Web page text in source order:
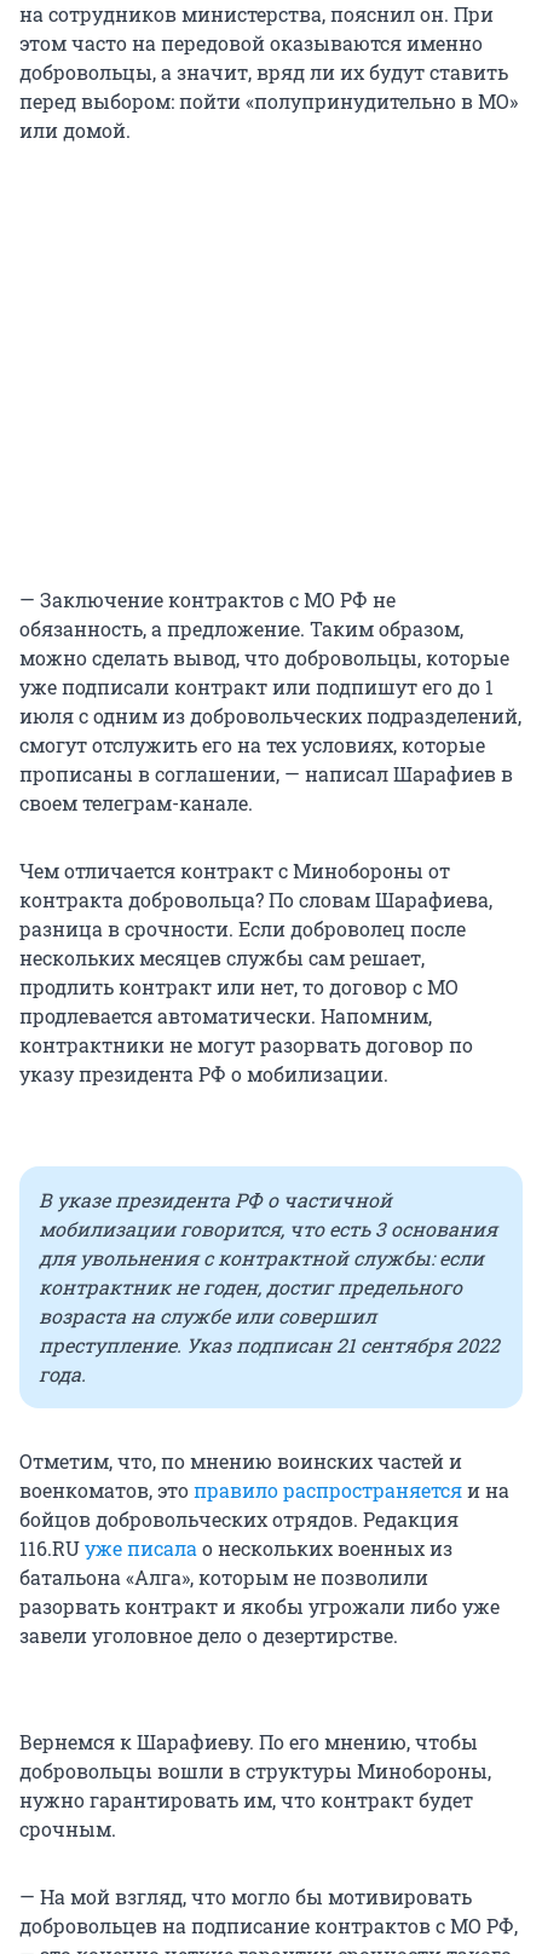
на сотрудников министерства, пояснил он. При
этом часто на передовой оказываются именно
добровольцы, а значит, вряд ли их будут ставить
перед выбором: пойти «полупринудительно в МО»
или домой.
— Заключение контрактов с МО РФ не
обязанность, а предложение. Таким образом,
можно сделать вывод, что добровольцы, которые
уже подписали контракт или подпишут его до 1
июля с одним из добровольческих подразделений,
смогут отслужить его на тех условиях, которые
прописаны в соглашении, — написал Шарафиев в
своем телеграм-канале.
Чем отличается контракт с Минобороны от
контракта добровольца? По словам Шарафиева,
разница в срочности. Если доброволец после
нескольких месяцев службы сам решает,
продлить контракт или нет, то договор с МО
продлевается автоматически. Напомним,
контрактники не могут разорвать договор по
указу президента РФ о мобилизации.
В указе президента РФ о частичной
мобилизации говорится, что есть 3 основания
для увольнения с контрактной службы: если
контрактник не годен, достиг предельного
возраста на службе или совершил
преступление. Указ подписан 21 сентября 2022
года.
Отметим, что, по мнению воинских частей и
военкоматов, этоправило распространяетсяи на
бойцов добровольческих отрядов. Редакция
116.RUуже писалао нескольких военных из
батальона «Алга», которым не позволили
разорвать контракт и якобы угрожали либо уже
завели уголовное дело о дезертирстве.
Вернемся к Шарафиеву. По его мнению, чтобы
добровольцы вошли в структуры Минобороны,
нужно гарантировать им, что контракт будет
срочным.
— На мой взгляд, что могло бы мотивировать
добровольцев на подписание контрактов с МО РФ,